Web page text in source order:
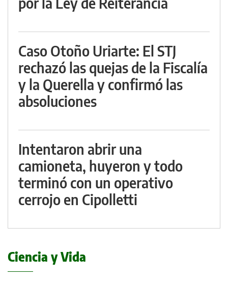
Caso Otoño Uriarte: El STJ
rechazó las quejas de la Fiscalía
y la Querella y confirmó las
absoluciones
Intentaron abrir una
camioneta, huyeron y todo
terminó con un operativo
cerrojo en Cipolletti
Ciencia y Vida